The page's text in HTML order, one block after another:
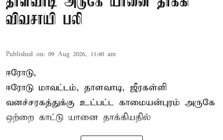
விவசாயி பலி
Published on: 09 Aug 2026, 11:40 am
ஈரோடு,
ஈரோடு மாவட்டம், தாளவாடி, ஜீரகள்ளி
வனச்சரகத்துக்கு உட்பட்ட காமையன்புரம் அருகே
ஒற்றை காட்டு யானை தாக்கியதில்